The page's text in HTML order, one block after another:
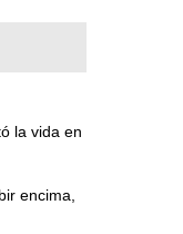
la vida en
encima,